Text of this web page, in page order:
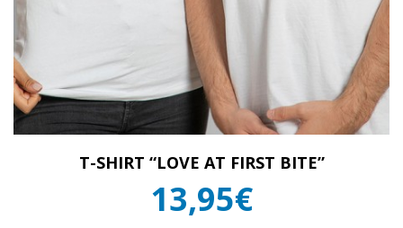
T-SHIRT “LOVE AT FIRST BITE”
13,95€